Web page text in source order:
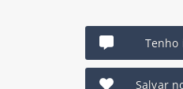
Tenho
Salvar